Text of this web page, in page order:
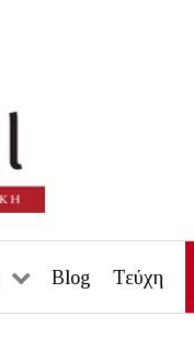
Blog Τεύχη